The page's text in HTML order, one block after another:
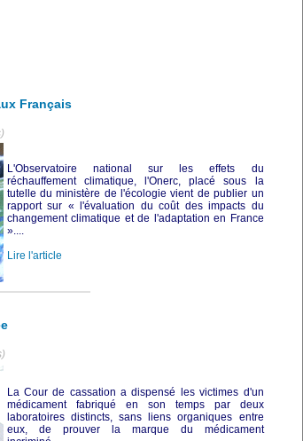
Français
L'Observatoire national sur les effets du
réchauffement climatique, l'Onerc, placé sous la
tutelle du ministère de l'écologie vient de publier un
rapport sur « l'évaluation du coût des impacts du
changement climatique et de l'adaptation en France
»....
Lire l'article
La Cour de cassation a dispensé les victimes d'un
médicament fabriqué en son temps par deux
laboratoires distincts, sans liens organiques entre
eux, de prouver la marque du médicament